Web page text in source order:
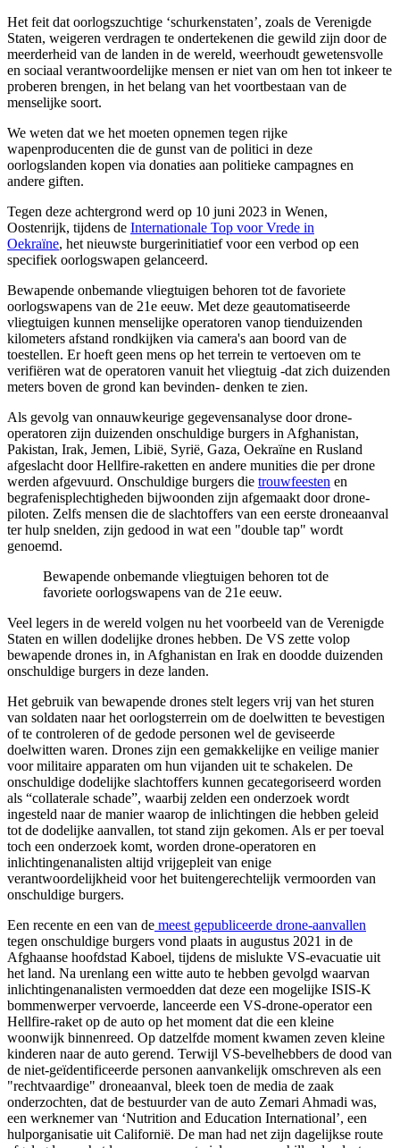
Het feit dat oorlogszuchtige ‘schurkenstaten’, zoals de Verenigde
Staten, weigeren verdragen te ondertekenen die gewild zijn door de
meerderheid van de landen in de wereld, weerhoudt gewetensvolle
en sociaal verantwoordelijke mensen er niet van om hen tot inkeer te
proberen brengen, in het belang van het voortbestaan van de
menselijke soort.
We weten dat we het moeten opnemen tegen rijke
wapenproducenten die de gunst van de politici in deze
oorlogslanden kopen via donaties aan politieke campagnes en
andere giften.
Tegen deze achtergrond werd op 10 juni 2023 in Wenen,
Oostenrijk, tijdens de Internationale Top voor Vrede in
Oekraïne, het nieuwste burgerinitiatief voor een verbod op een
specifiek oorlogswapen gelanceerd.
Bewapende onbemande vliegtuigen behoren tot de favoriete
oorlogswapens van de 21e eeuw. Met deze geautomatiseerde
vliegtuigen kunnen menselijke operatoren vanop tienduizenden
kilometers afstand rondkijken via camera's aan boord van de
toestellen. Er hoeft geen mens op het terrein te vertoeven om te
verifiëren wat de operatoren vanuit het vliegtuig -dat zich duizenden
meters boven de grond kan bevinden- denken te zien.
Als gevolg van onnauwkeurige gegevensanalyse door drone-
operatoren zijn duizenden onschuldige burgers in Afghanistan,
Pakistan, Irak, Jemen, Libië, Syrië, Gaza, Oekraïne en Rusland
afgeslacht door Hellfire-raketten en andere munities die per drone
werden afgevuurd. Onschuldige burgers die trouwfeesten en
begrafenisplechtigheden bijwoonden zijn afgemaakt door drone-
piloten. Zelfs mensen die de slachtoffers van een eerste droneaanval
ter hulp snelden, zijn gedood in wat een "double tap" wordt
genoemd.
Bewapende onbemande vliegtuigen behoren tot de
favoriete oorlogswapens van de 21e eeuw.
Veel legers in de wereld volgen nu het voorbeeld van de Verenigde
Staten en willen dodelijke drones hebben. De VS zette volop
bewapende drones in, in Afghanistan en Irak en doodde duizenden
onschuldige burgers in deze landen.
Het gebruik van bewapende drones stelt legers vrij van het sturen
van soldaten naar het oorlogsterrein om de doelwitten te bevestigen
of te controleren of de gedode personen wel de geviseerde
doelwitten waren. Drones zijn een gemakkelijke en veilige manier
voor militaire apparaten om hun vijanden uit te schakelen. De
onschuldige dodelijke slachtoffers kunnen gecategoriseerd worden
als “collaterale schade”, waarbij zelden een onderzoek wordt
ingesteld naar de manier waarop de inlichtingen die hebben geleid
tot de dodelijke aanvallen, tot stand zijn gekomen. Als er per toeval
toch een onderzoek komt, worden drone-operatoren en
inlichtingenanalisten altijd vrijgepleit van enige
verantwoordelijkheid voor het buitengerechtelijk vermoorden van
onschuldige burgers.
Een recente en een van de meest gepubliceerde drone-aanvallen
tegen onschuldige burgers vond plaats in augustus 2021 in de
Afghaanse hoofdstad Kaboel, tijdens de mislukte VS-evacuatie uit
het land. Na urenlang een witte auto te hebben gevolgd waarvan
inlichtingenanalisten vermoedden dat deze een mogelijke ISIS-K
bommenwerper vervoerde, lanceerde een VS-drone-operator een
Hellfire-raket op de auto op het moment dat die een kleine
woonwijk binnenreed. Op datzelfde moment kwamen zeven kleine
kinderen naar de auto gerend. Terwijl VS-bevelhebbers de dood van
de niet-geïdentificeerde personen aanvankelijk omschreven als een
"rechtvaardige" droneaanval, bleek toen de media de zaak
onderzochten, dat de bestuurder van de auto Zemari Ahmadi was,
een werknemer van ‘Nutrition and Education International’, een
hulporganisatie uit Californië. De man had net zijn dagelijkse route